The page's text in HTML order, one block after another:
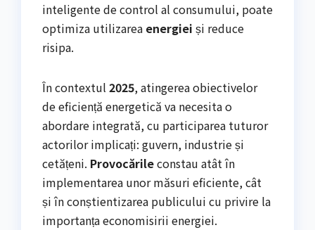
inteligente de control al consumului, poate
optimiza utilizarea energiei și reduce
risipa.
În contextul 2025, atingerea obiectivelor
de eficiență energetică va necesita o
abordare integrată, cu participarea tuturor
actorilor implicați: guvern, industrie și
cetățeni. Provocărileconstau atât în
implementarea unor măsuri eficiente, cât
și în conștientizarea publicului cu privire la
importanța economisirii energiei.